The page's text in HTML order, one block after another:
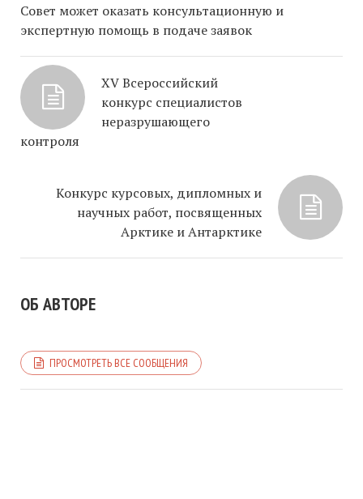
Совет может оказать консультационную и
экспертную помощь в подаче заявок
XV Всероссийский
конкурс специалистов
неразрушающего
контроля
Конкурс курсовых, дипломных и
научных работ, посвященных
Арктике и Антарктике
ОБ АВТОРЕ
ПРОСМОТРЕТЬ ВСЕ СООБЩЕНИЯ